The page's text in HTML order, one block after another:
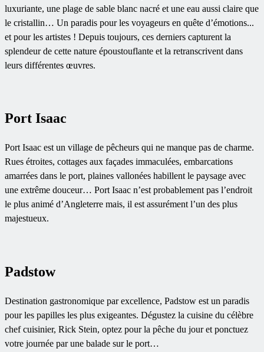
luxuriante, une plage de sable blanc nacré et une eau aussi claire que
le cristallin… Un paradis pour les voyageurs en quête d’émotions...
et pour les artistes ! Depuis toujours, ces derniers capturent la
splendeur de cette nature époustouflante et la retranscrivent dans
leurs différentes œuvres.
Port Isaac
Port Isaac est un village de pêcheurs qui ne manque pas de charme.
Rues étroites, cottages aux façades immaculées, embarcations
amarrées dans le port, plaines vallonées habillent le paysage avec
une extrême douceur… Port Isaac n’est probablement pas l’endroit
le plus animé d’Angleterre mais, il est assurément l’un des plus
majestueux.
Padstow
Destination gastronomique par excellence, Padstow est un paradis
pour les papilles les plus exigeantes. Dégustez la cuisine du célèbre
chef cuisinier, Rick Stein, optez pour la pêche du jour et ponctuez
votre journée par une balade sur le port…